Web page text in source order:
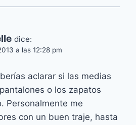
dice:
a las 12:28 pm
aclarar si las medias
o los zapatos
Personalmente me
con un buen traje, hasta